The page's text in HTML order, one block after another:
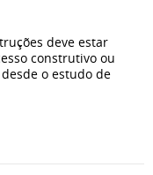
deve estar
construtivo ou
o estudo de